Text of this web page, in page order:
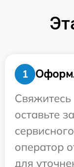
1
оставьте
оператор
для